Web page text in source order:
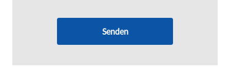
Senden